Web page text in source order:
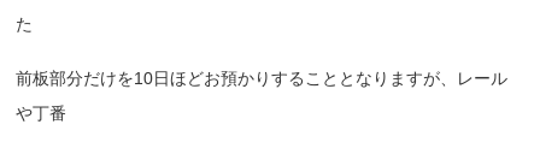
た
前板部分だけを10日ほどお預かりすることとなりますが、レール
や丁番